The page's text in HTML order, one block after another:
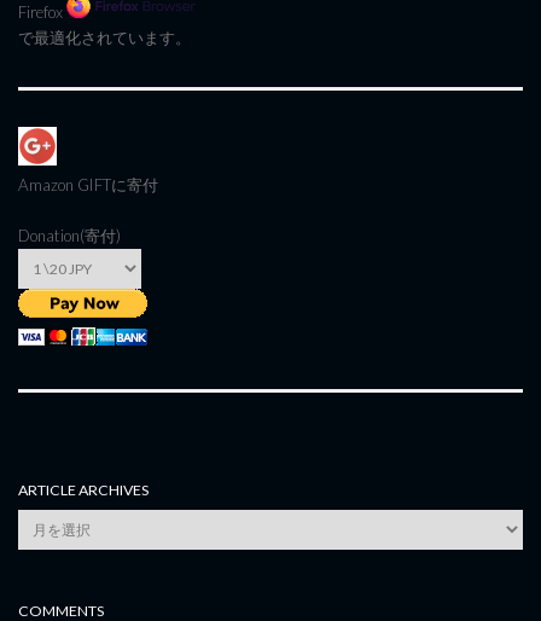
Firefox
で最適化されています。
Amazon GIFTに寄付
Donation(寄付)
ARTICLE ARCHIVES
Article
Archives
COMMENTS